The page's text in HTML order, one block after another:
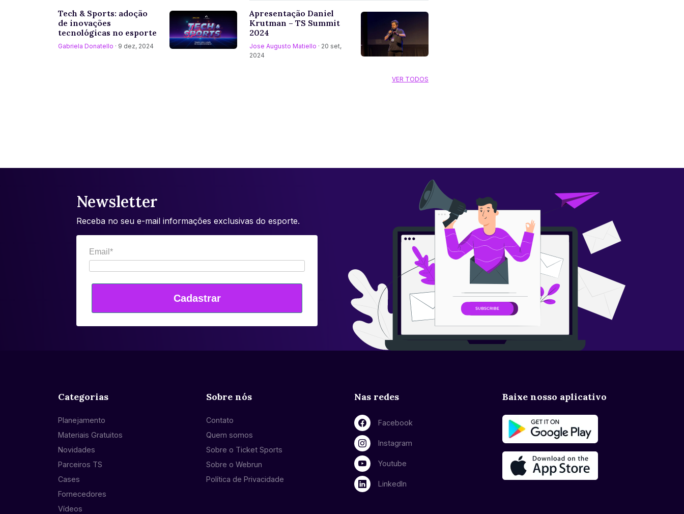
Tech & Sports: adoção
de inovações
tecnológicas no esporte
Gabriela Donatello · 9 dez, 2024
Apresentação Daniel
Krutman – TS Summit
2024
Jose Augusto Matiello · 20 set,
2024
VER TODOS
Newsletter
Receba no seu e-mail informações exclusivas do esporte.
Email*
Cadastrar
Categorias
Planejamento
Materiais Gratuitos
Novidades
Parceiros TS
Cases
Fornecedores
Vídeos
Sobre nós
Contato
Quem somos
Sobre o Ticket Sports
Sobre o Webrun
Política de Privacidade
Nas redes
Facebook
Instagram
Youtube
LinkedIn
Baixe nosso aplicativo